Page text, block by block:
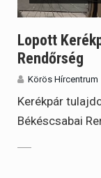
Lopott
Rendőrség
Körös Hírcentrum
Kerékpár
Békéscsabai